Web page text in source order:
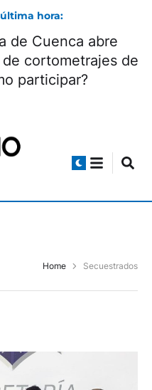
hora:
de Cuenca abre
cortometrajes de
participar?
Home Secuestrados